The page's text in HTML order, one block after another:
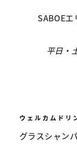
SABOE
平日・
ウェルカムドリ
グラスシャン